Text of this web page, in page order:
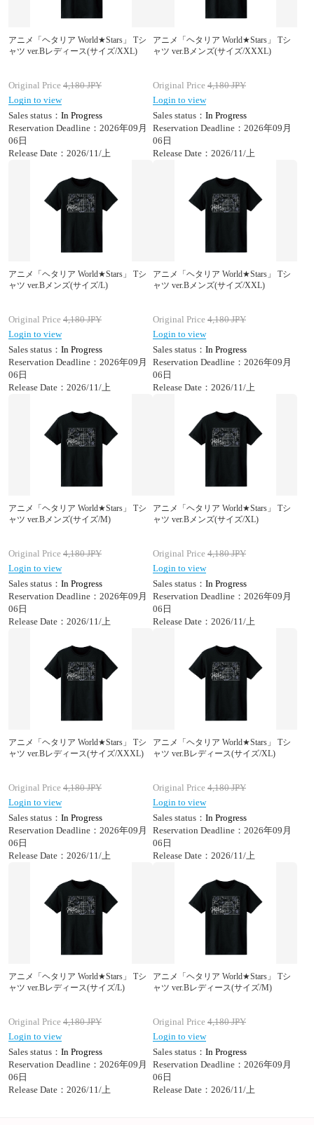
アニメ「ヘタリア World★Stars」 Tシ
ャツ ver.Bレディース(サイズ/XXL)
Original Price 4,180JPY
Login to view
Sales status： In Progress
Reservation Deadline：2026年09月
06日
Release Date：2026/11/上
アニメ「ヘタリア World★Stars」 Tシ
ャツ ver.Bメンズ(サイズ/XXXL)
Original Price 4,180JPY
Login to view
Sales status： In Progress
Reservation Deadline：2026年09月
06日
Release Date：2026/11/上
アニメ「ヘタリア World★Stars」 Tシ
ャツ ver.Bメンズ(サイズ/L)
Original Price 4,180JPY
Login to view
Sales status： In Progress
Reservation Deadline：2026年09月
06日
Release Date：2026/11/上
アニメ「ヘタリア World★Stars」 Tシ
ャツ ver.Bメンズ(サイズ/XXL)
Original Price 4,180JPY
Login to view
Sales status： In Progress
Reservation Deadline：2026年09月
06日
Release Date：2026/11/上
アニメ「ヘタリア World★Stars」 Tシ
ャツ ver.Bメンズ(サイズ/M)
Original Price 4,180JPY
Login to view
Sales status： In Progress
Reservation Deadline：2026年09月
06日
Release Date：2026/11/上
アニメ「ヘタリア World★Stars」 Tシ
ャツ ver.Bメンズ(サイズ/XL)
Original Price 4,180JPY
Login to view
Sales status： In Progress
Reservation Deadline：2026年09月
06日
Release Date：2026/11/上
アニメ「ヘタリア World★Stars」 Tシ
ャツ ver.Bレディース(サイズ/XXXL)
Original Price 4,180JPY
Login to view
Sales status： In Progress
Reservation Deadline：2026年09月
06日
Release Date：2026/11/上
アニメ「ヘタリア World★Stars」 Tシ
ャツ ver.Bレディース(サイズ/XL)
Original Price 4,180JPY
Login to view
Sales status： In Progress
Reservation Deadline：2026年09月
06日
Release Date：2026/11/上
アニメ「ヘタリア World★Stars」 Tシ
ャツ ver.Bレディース(サイズ/L)
Original Price 4,180JPY
Login to view
Sales status： In Progress
Reservation Deadline：2026年09月
06日
Release Date：2026/11/上
アニメ「ヘタリア World★Stars」 Tシ
ャツ ver.Bレディース(サイズ/M)
Original Price 4,180JPY
Login to view
Sales status： In Progress
Reservation Deadline：2026年09月
06日
Release Date：2026/11/上